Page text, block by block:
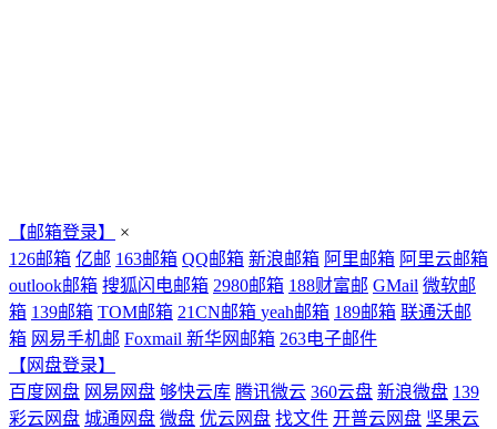
【邮箱登录】
×
126邮箱 亿邮 163邮箱 QQ邮箱 新浪邮箱 阿里邮箱 阿里云邮箱
outlook邮箱 搜狐闪电邮箱 2980邮箱 188财富邮 GMail 微软邮
箱 139邮箱 TOM邮箱 21CN邮箱 yeah邮箱 189邮箱 联通沃邮
箱 网易手机邮 Foxmail 新华网邮箱 263电子邮件
【网盘登录】
百度网盘 网易网盘 够快云库 腾讯微云 360云盘 新浪微盘 139
彩云网盘 城通网盘 微盘 优云网盘 找文件 开普云网盘 坚果云